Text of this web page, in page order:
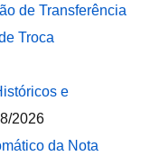
de Transferência
Troca
e
2026
da Nota